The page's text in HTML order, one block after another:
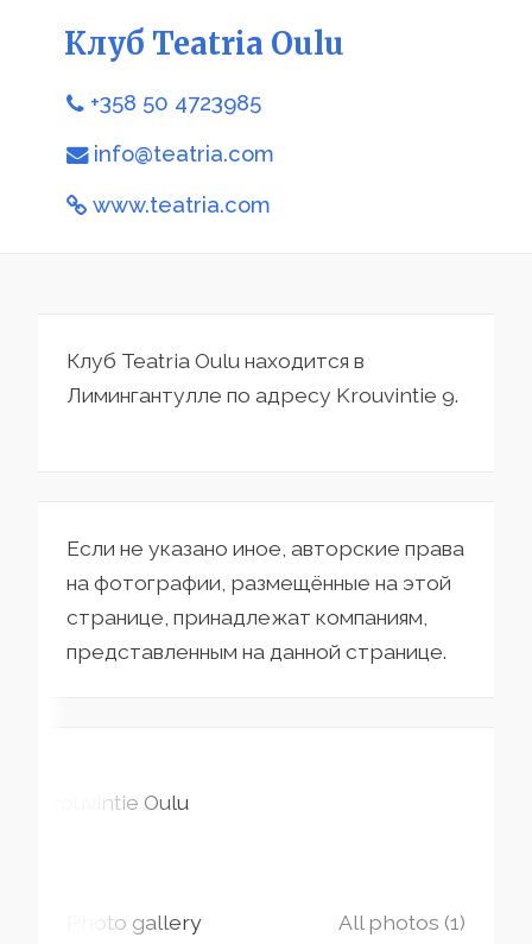
Клуб Teatria Oulu
+358 50 4723985
info@teatria.com
www.teatria.com
Клуб Teatria Oulu находится в
Лимингантулле по адресу Krouvintie 9.
Если не указано иное, авторские права
на фотографии, размещённые на этой
странице, принадлежат компаниям,
представленным на данной странице.
Krouvintie Oulu
Photo gallery All photos (1)